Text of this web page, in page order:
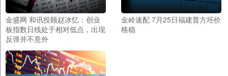
金盛网 和讯投顾赵冰忆：创业
板指数日线处于相对低点，出现
反弹并不意外
金岭速配 7月25日福建普方坯价
格稳